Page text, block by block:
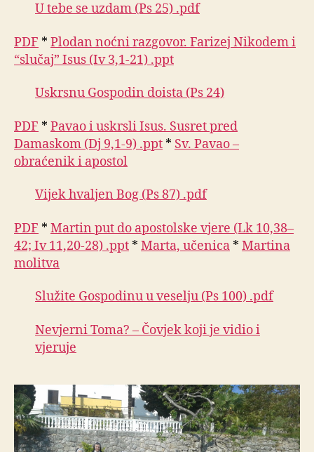
U tebe se uzdam (Ps 25) .pdf
PDF * Plodan noćni razgovor. Farizej Nikodem i
“slučaj” Isus (Iv 3,1-21) .ppt
Uskrsnu Gospodin doista (Ps 24)
PDF * Pavao i uskrsli Isus. Susret pred
Damaskom (Dj 9,1-9) .ppt * Sv. Pavao –
obraćenik i apostol
Vijek hvaljen Bog (Ps 87) .pdf
PDF * Martin put do apostolske vjere (Lk 10,38–
42; Iv 11,20-28) .ppt * Marta, učenica * Martina
molitva
Služite Gospodinu u veselju (Ps 100) .pdf
Nevjerni Toma? – Čovjek koji je vidio i
vjeruje